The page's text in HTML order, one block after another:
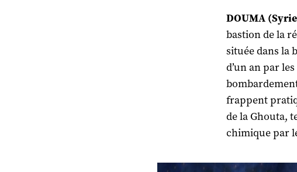
DOUMA
bastion de la
située dans la
d’un an par
frappent
de la Ghouta,
chimique par